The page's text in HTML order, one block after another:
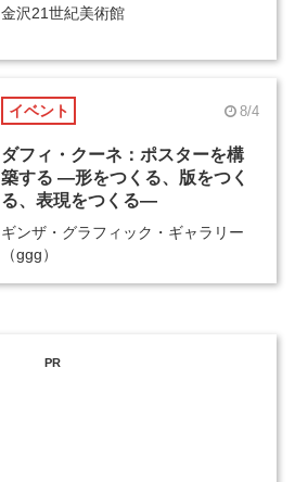
金沢21世紀美術館
イベント 8/4
ダフィ・クーネ：ポスターを構
築する ―形をつくる、版をつく
る、表現をつくる―
ギンザ・グラフィック・ギャラリー
（ggg）
PR